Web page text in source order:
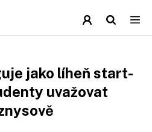
jako líheň start-
uvažovat